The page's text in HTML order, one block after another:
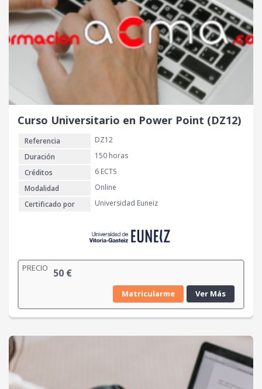
Curso Universitario en Power Point (DZ12)
Referencia
DZ12
Duración
150 horas
Créditos
6 ECTS
Modalidad
Online
Certificado por
Universidad Euneiz
PRECIO 50 €
Matricularme Ver Más